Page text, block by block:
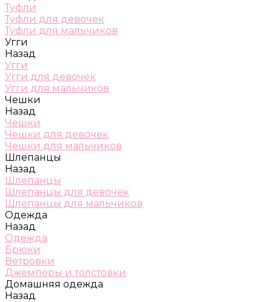
Туфли
Туфли для девочек
Туфли для мальчиков
Угги
Назад
Угги
Угги для девочек
Угги для мальчиков
Чешки
Назад
Чешки
Чешки для девочек
Чешки для мальчиков
Шлепанцы
Назад
Шлепанцы
Шлепанцы для девочек
Шлепанцы для мальчиков
Одежда
Назад
Одежда
Брюки
Ветровки
Джемперы и толстовки
Домашняя одежда
Назад